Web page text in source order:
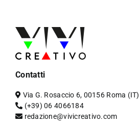
Contatti
Via G. Rosaccio 6, 00156 Roma (IT)
(+39) 06 4066184
redazione@vivicreativo.com